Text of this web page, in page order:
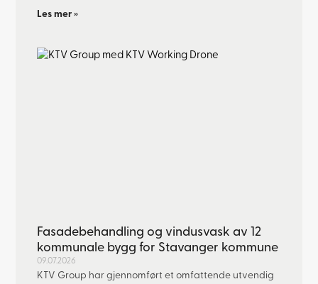
Les mer »
Fasadebehandling og vindusvask av 12
kommunale bygg for Stavanger kommune
09.07.2026
KTV Group har gjennomført et omfattende utvendig